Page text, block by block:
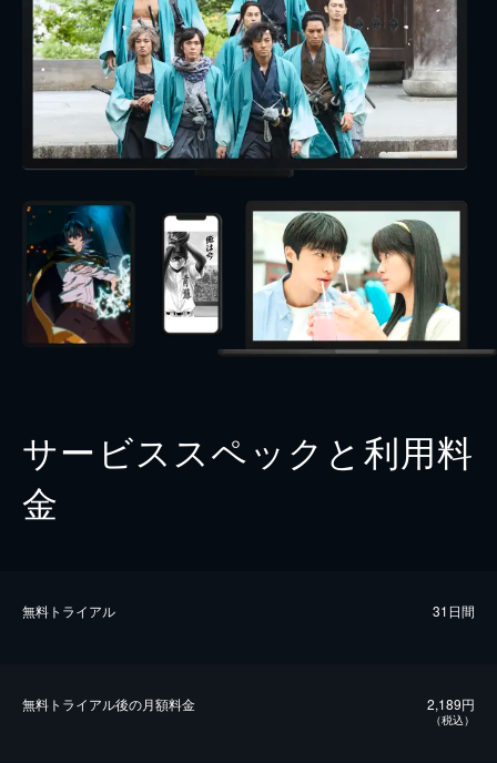
サービススペックと利用料
金
無料トライアル 31日間
無料トライアル後の⽉額料金 2,189円
（税込）